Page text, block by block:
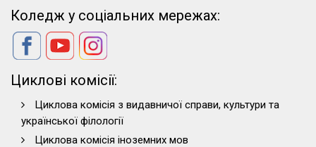
Коледж у соціальних мережах:
Циклові комісії:
Циклова комісія з видавничої справи, культури та
української філології
Циклова комісія іноземних мов